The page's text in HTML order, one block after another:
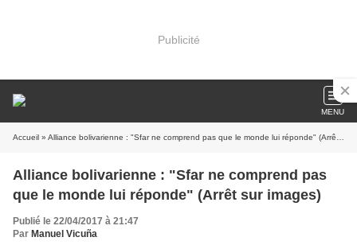
Publicité
MENU
Accueil » Alliance bolivarienne : "Sfar ne comprend pas que le monde lui réponde" (Arrêt sur images)
Alliance bolivarienne : "Sfar ne comprend pas
que le monde lui réponde" (Arrêt sur images)
Publié le 22/04/2017 à 21:47
Par Manuel Vicuña